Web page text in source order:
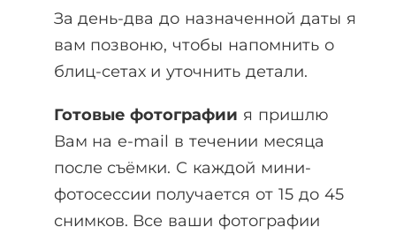
За день-два до назначенной даты я
вам позвоню, чтобы напомнить о
блиц-сетах и уточнить детали.
Готовые фотографии я пришлю
Вам на e-mail в течении месяца
после съёмки. С каждой мини-
фотосессии получается от 15 до 45
снимков. Все ваши фотографии